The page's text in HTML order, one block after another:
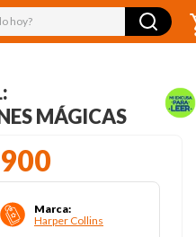
hoy?
MÁGICAS
900
Marca:
Harper Collins